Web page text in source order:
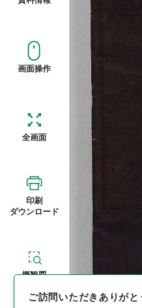
画面操作
全画面
印刷
ダウンロード
概観図
ご訪問いただきありがと